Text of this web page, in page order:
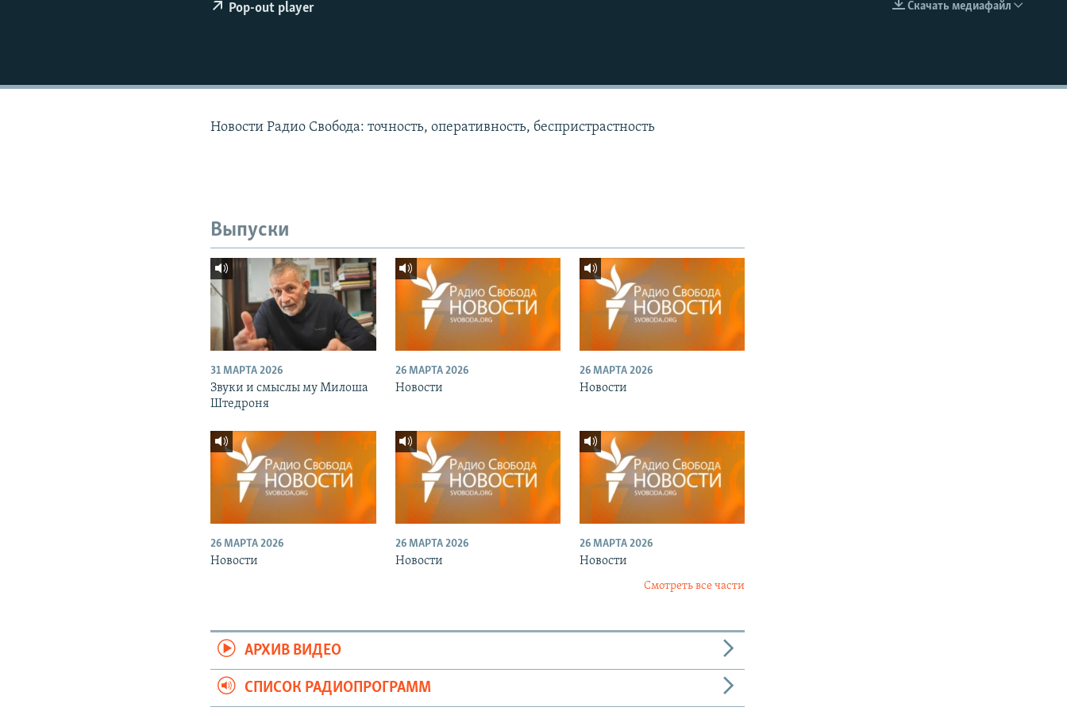
EMBED
Скачать медиафайл
Pop-out player
Новости Радио Свобода: точность, оперативность, беспристрастность
Выпуски
31 МАРТА 2026
Звуки и смыслы му Милоша
Штедроня
26 МАРТА 2026
Новости
26 МАРТА 2026
Новости
26 МАРТА 2026
Новости
26 МАРТА 2026
Новости
26 МАРТА 2026
Новости
Смотреть все части
АРХИВ ВИДЕО
СПИСОК РАДИОПРОГРАММ